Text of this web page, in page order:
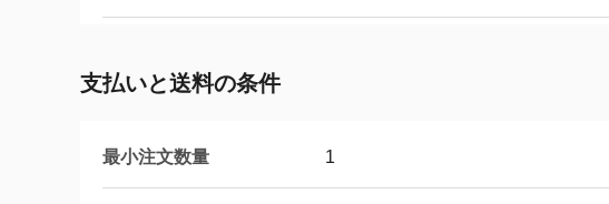
支払いと送料の条件
最小注文数量 1